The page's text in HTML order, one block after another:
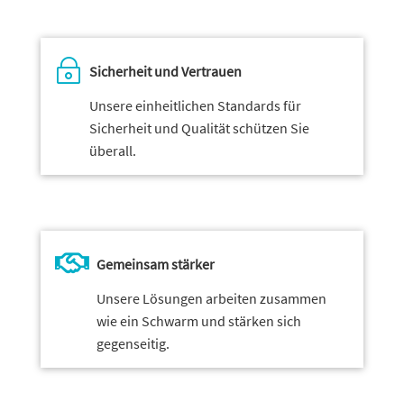
~ Sicherheit und Vertrauen
Unsere einheit­li­chen Standards für
Sicherheit und Qualität schützen Sie
überall.
 Gemeinsam stärker
Unsere Lösungen arbeiten zusammen
wie ein Schwarm und stärken sich
gegenseitig.